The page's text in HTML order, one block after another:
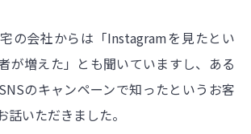
の会社からは「Instagramを見たとい
が増えた」とも聞いていますし、ある
のキャンペーンで知ったというお客
いただきました。